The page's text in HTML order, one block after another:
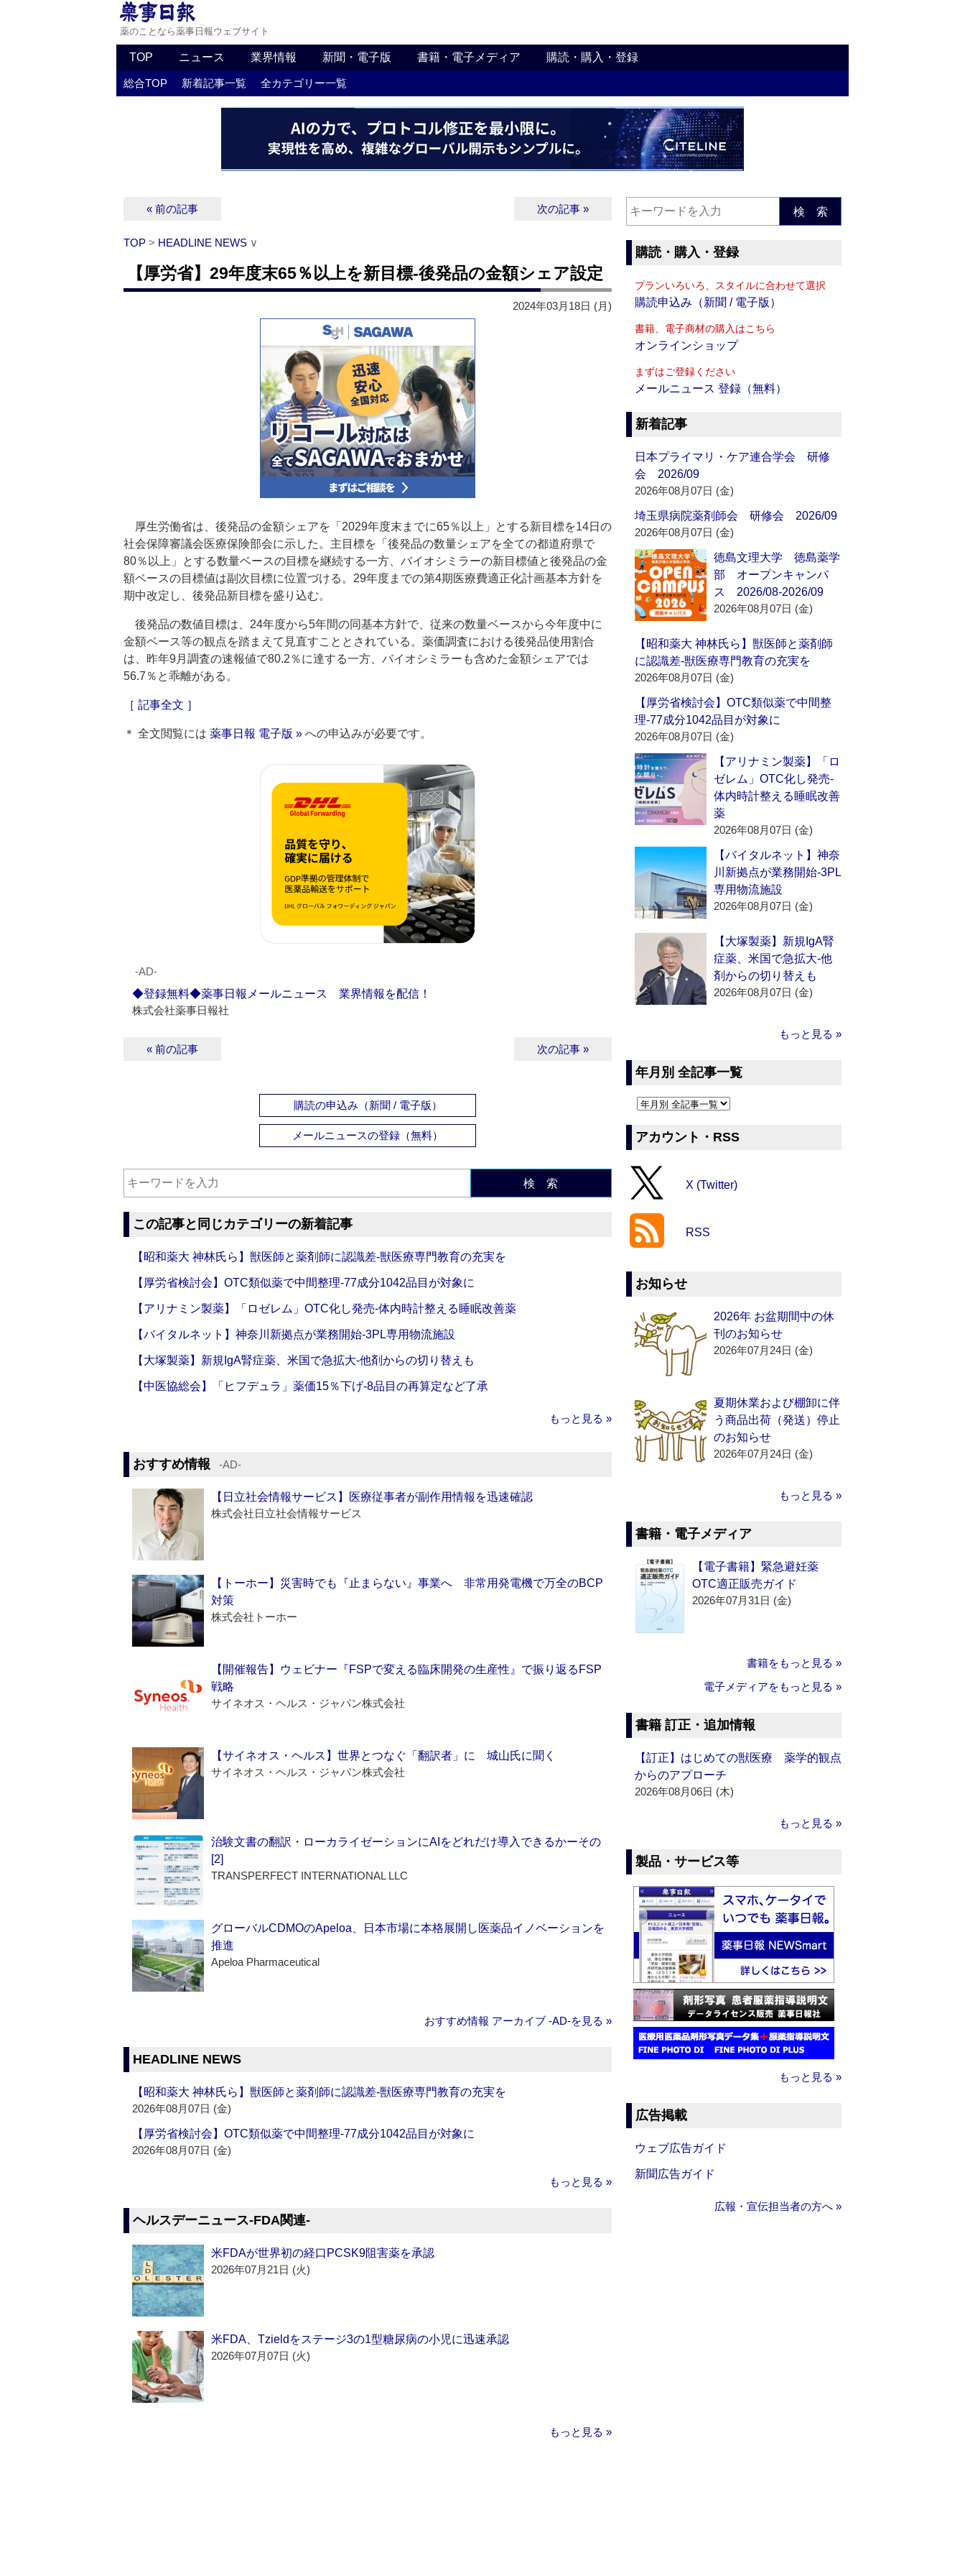
薬のことなら薬事日報ウェブサイト
TOP ニュース 業界情報 新聞・電子版 書籍・電子メディア 購読・購入・登録
総合TOP 新着記事一覧 全カテゴリー一覧
« 前の記事 次の記事 »
TOP > HEADLINE NEWS ∨
【厚労省】29年度末65％以上を新目標‐後発品の金額シェア設定
2024年03月18日 (月)
厚生労働省は、後発品の金額シェアを「2029年度末までに65％以上」とする新目標を14日の
社会保障審議会医療保険部会に示した。主目標を「後発品の数量シェアを全ての都道府県で
80％以上」とする数量ベースの目標を継続する一方、バイオシミラーの新目標値と後発品の金
額ベースの目標値は副次目標に位置づける。29年度までの第4期医療費適正化計画基本方針を
期中改定し、後発品新目標を盛り込む。
後発品の数値目標は、24年度から5年間の同基本方針で、従来の数量ベースから今年度中に
金額ベース等の観点を踏まえて見直すこととされている。薬価調査における後発品使用割合
は、昨年9月調査の速報値で80.2％に達する一方、バイオシミラーも含めた金額シェアでは
56.7％と乖離がある。
［ 記事全文 ］
＊ 全文閲覧には 薬事日報 電子版 » への申込みが必要です。
‐AD‐
◆登録無料◆薬事日報メールニュース 業界情報を配信！
株式会社薬事日報社
« 前の記事 次の記事 »
購読の申込み（新聞 / 電子版）
メールニュースの登録（無料）
検 索
この記事と同じカテゴリーの新着記事
【昭和薬大 神林氏ら】獣医師と薬剤師に認識差‐獣医療専門教育の充実を
【厚労省検討会】OTC類似薬で中間整理‐77成分1042品目が対象に
【アリナミン製薬】「ロゼレム」OTC化し発売‐体内時計整える睡眠改善薬
【バイタルネット】神奈川新拠点が業務開始‐3PL専用物流施設
【大塚製薬】新規IgA腎症薬、米国で急拡大‐他剤からの切り替えも
【中医協総会】「ヒフデュラ」薬価15％下げ‐8品目の再算定など了承
もっと見る »
おすすめ情報 ‐AD‐
【日立社会情報サービス】医療従事者が副作用情報を迅速確認
株式会社日立社会情報サービス
【トーホー】災害時でも『止まらない』事業へ 非常用発電機で万全のBCP
対策
株式会社トーホー
【開催報告】ウェビナー『FSPで変える臨床開発の生産性』で振り返るFSP
戦略
サイネオス・ヘルス・ジャパン株式会社
【サイネオス・ヘルス】世界とつなぐ「翻訳者」に 城山氏に聞く
サイネオス・ヘルス・ジャパン株式会社
治験文書の翻訳・ローカライゼーションにAIをどれだけ導入できるかーその
[2]
TRANSPERFECT INTERNATIONAL LLC
グローバルCDMOのApeloa、日本市場に本格展開し医薬品イノベーションを
推進
Apeloa Pharmaceutical
おすすめ情報 アーカイブ ‐AD‐を見る »
HEADLINE NEWS
【昭和薬大 神林氏ら】獣医師と薬剤師に認識差‐獣医療専門教育の充実を
2026年08月07日 (金)
【厚労省検討会】OTC類似薬で中間整理‐77成分1042品目が対象に
2026年08月07日 (金)
もっと見る »
ヘルスデーニュース‐FDA関連‐
米FDAが世界初の経口PCSK9阻害薬を承認
2026年07月21日 (火)
米FDA、Tzieldをステージ3の1型糖尿病の小児に迅速承認
2026年07月07日 (火)
もっと見る »
検 索
購読・購入・登録
プランいろいろ、スタイルに合わせて選択
購読申込み（新聞 / 電子版）
書籍、電子商材の購入はこちら
オンラインショップ
まずはご登録ください
メールニュース 登録（無料）
新着記事
日本プライマリ・ケア連合学会 研修
会 2026/09
2026年08月07日 (金)
埼玉県病院薬剤師会 研修会 2026/09
2026年08月07日 (金)
徳島文理大学 徳島薬学
部 オープンキャンパ
ス 2026/08-2026/09
2026年08月07日 (金)
【昭和薬大 神林氏ら】獣医師と薬剤師
に認識差‐獣医療専門教育の充実を
2026年08月07日 (金)
【厚労省検討会】OTC類似薬で中間整
理‐77成分1042品目が対象に
2026年08月07日 (金)
【アリナミン製薬】「ロ
ゼレム」OTC化し発売‐
体内時計整える睡眠改善
薬
2026年08月07日 (金)
【バイタルネット】神奈
川新拠点が業務開始‐3PL
専用物流施設
2026年08月07日 (金)
【大塚製薬】新規IgA腎
症薬、米国で急拡大‐他
剤からの切り替えも
2026年08月07日 (金)
もっと見る »
年月別 全記事一覧
アカウント・RSS
X (Twitter)
RSS
お知らせ
2026年 お盆期間中の休
刊のお知らせ
2026年07月24日 (金)
夏期休業および棚卸に伴
う商品出荷（発送）停止
のお知らせ
2026年07月24日 (金)
もっと見る »
書籍・電子メディア
【電子書籍】緊急避妊薬
OTC適正販売ガイド
2026年07月31日 (金)
書籍をもっと見る »
電子メディアをもっと見る »
書籍 訂正・追加情報
【訂正】はじめての獣医療 薬学的観点
からのアプローチ
2026年08月06日 (木)
もっと見る »
製品・サービス等
もっと見る »
広告掲載
ウェブ広告ガイド
新聞広告ガイド
広報・宣伝担当者の方へ »